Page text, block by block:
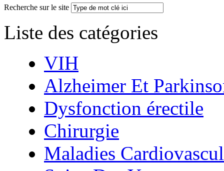
Recherche sur le site
Liste des catégories
VIH
Alzheimer Et
Dysfonction érectile
Chirurgie
Maladies